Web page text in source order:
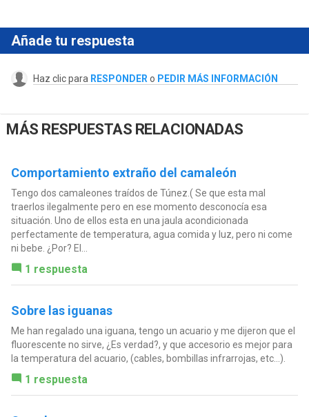
Añade tu respuesta
Haz clic para RESPONDER o PEDIR MÁS INFORMACIÓN
MÁS RESPUESTAS RELACIONADAS
Comportamiento extraño del camaleón
Tengo dos camaleones traídos de Túnez.( Se que esta mal
traerlos ilegalmente pero en ese momento desconocía esa
situación. Uno de ellos esta en una jaula acondicionada
perfectamente de temperatura, agua comida y luz, pero ni come
ni bebe. ¿Por? El...
1 respuesta
Sobre las iguanas
Me han regalado una iguana, tengo un acuario y me dijeron que el
fluorescente no sirve, ¿Es verdad?, y que accesorio es mejor para
la temperatura del acuario, (cables, bombillas infrarrojas, etc...).
1 respuesta